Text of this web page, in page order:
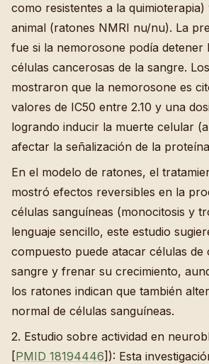
como resistentes a la
animal (ratones NMRI nu/nu). La
fue si la nemorosone podía detener
células cancerosas de la sangre.
mostraron que la nemorosone es
valores de IC50 entre 2.10 y una
logrando inducir la muerte celular
afectar la señalización de la
En el modelo de ratones, el
mostró efectos reversibles en la
células sanguíneas (monocitosis y
lenguaje sencillo, este estudio
compuesto puede atacar células de
sangre y frenar su crecimiento,
los ratones indican que también
normal de células sanguíneas.
2. Estudio sobre actividad en
[PMID 18194446]): Esta